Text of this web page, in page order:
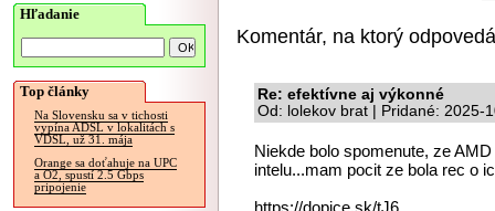
Hľadanie
Top články
Na Slovensku sa v tichosti
vypína ADSL v lokalitách s
VDSL, už 31. mája
Orange sa doťahuje na UPC
a O2, spustí 2.5 Gbps
pripojenie
Komentár, na ktorý
Re: efektívne aj výkonné
Od: lolekov brat | Pridané: 2025-
Niekde bolo spomenute, ze
intelu...mam pocit ze bola rec o
https://dopice.sk/tJ6